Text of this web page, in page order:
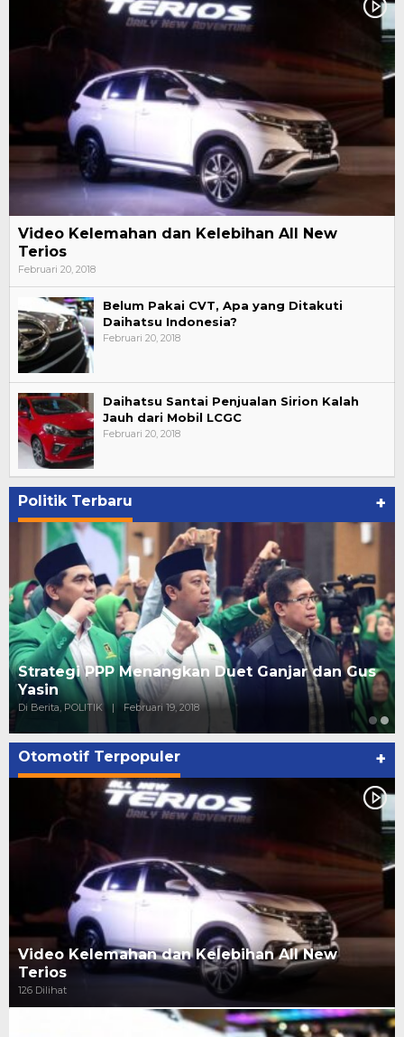
Video Kelemahan dan Kelebihan All New
Terios
Februari 20, 2018
Belum Pakai CVT, Apa yang Ditakuti
Daihatsu Indonesia?
Februari 20, 2018
Daihatsu Santai Penjualan Sirion Kalah
Jauh dari Mobil LCGC
Februari 20, 2018
Politik Terbaru +
Strategi PPP Menangkan Duet Ganjar dan Gus
Yasin
Di Berita, POLITIK | Februari 19, 2018
Otomotif Terpopuler +
Video Kelemahan dan Kelebihan All New
Terios
126 Dilihat